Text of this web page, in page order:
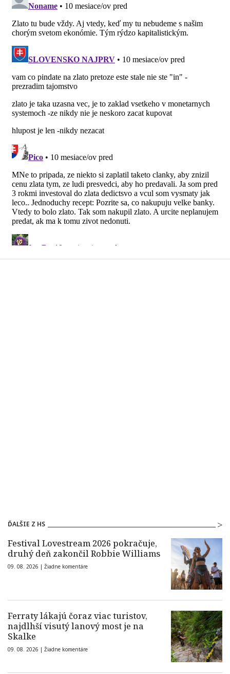
ĎALŠIE Z HS
Festival Lovestream 2026 pokračuje,
druhý deň zakončil Robbie Williams
09. 08. 2026 | Žiadne komentáre
Ferraty lákajú čoraz viac turistov,
najdlhší visutý lanový most je na
Skalke
09. 08. 2026 | Žiadne komentáre